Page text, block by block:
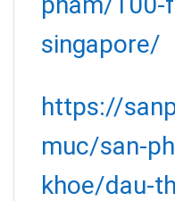
singapore/
https://
muc/san-
khoe/dau-